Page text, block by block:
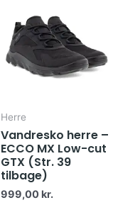
Herre
Vandresko herre –
ECCO MX Low-cut
GTX (Str. 39
tilbage)
999,00 kr.